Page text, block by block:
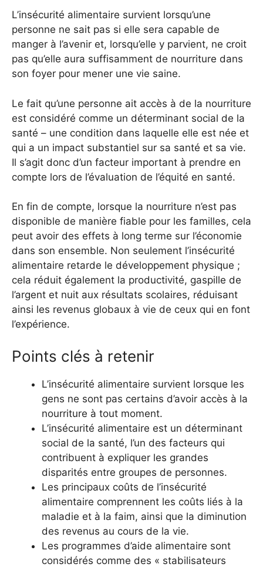
L’insécurité alimentaire survient lorsqu’une
personne ne sait pas si elle sera capable de
manger à l’avenir et, lorsqu’elle y parvient, ne croit
pas qu’elle aura suffisamment de nourriture dans
son foyer pour mener une vie saine.
Le fait qu’une personne ait accès à de la nourriture
est considéré comme un déterminant social de la
santé – une condition dans laquelle elle est née et
qui a un impact substantiel sur sa santé et sa vie.
Il s’agit donc d’un facteur important à prendre en
compte lors de l’évaluation de l’équité en santé.
En fin de compte, lorsque la nourriture n’est pas
disponible de manière fiable pour les familles, cela
peut avoir des effets à long terme sur l’économie
dans son ensemble. Non seulement l’insécurité
alimentaire retarde le développement physique ;
cela réduit également la productivité, gaspille de
l’argent et nuit aux résultats scolaires, réduisant
ainsi les revenus globaux à vie de ceux qui en font
l’expérience.
Points clés à retenir
L’insécurité alimentaire survient lorsque les
gens ne sont pas certains d’avoir accès à la
nourriture à tout moment.
L’insécurité alimentaire est un déterminant
social de la santé, l’un des facteurs qui
contribuent à expliquer les grandes
disparités entre groupes de personnes.
Les principaux coûts de l’insécurité
alimentaire comprennent les coûts liés à la
maladie et à la faim, ainsi que la diminution
des revenus au cours de la vie.
Les programmes d’aide alimentaire sont
considérés comme des « stabilisateurs